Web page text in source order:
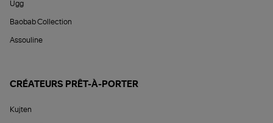
Ugg
Baobab Collection
Assouline
CRÉATEURS PRÊT-À-PORTER
Kujten